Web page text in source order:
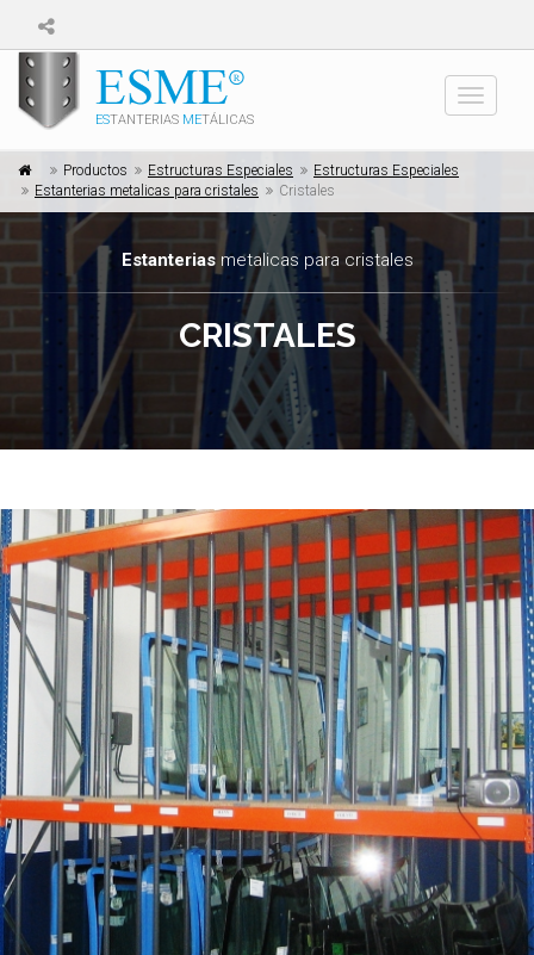
ESTANTERIAS METÁLICAS
Toggle
Productos Estructuras Especiales
Estructuras Especiales
Estanterias metalicas para cristales
Cristales
Estanteriasmetalicas para cristales
CRISTALES